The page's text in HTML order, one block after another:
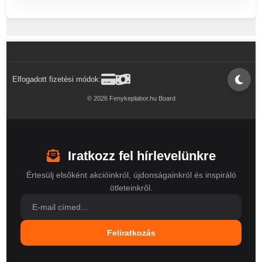
Elfogadott fizetési módok:
© 2026 Fenykeplabor.hu Board
Iratkozz fel hírlevelünkre
Értesülj elsőként akcióinkról, újdonságainkról és inspiráló
ötleteinkről.
Feliratkozás